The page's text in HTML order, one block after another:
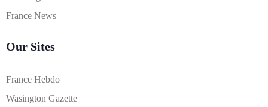
France News
Our Sites
France Hebdo
Wasington Gazette